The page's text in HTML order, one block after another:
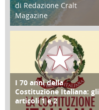
di Redazione Cralt
Magazine
25 Giugno 2016
FOCUS
I 70 anni della
Costituzione Italiana: gli
articoli 1 e 2